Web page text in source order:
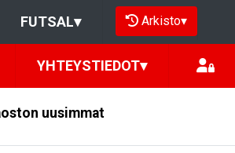
FUTSAL▾ Arkisto▾
YHTEYSTIEDOT▾
uusimmat